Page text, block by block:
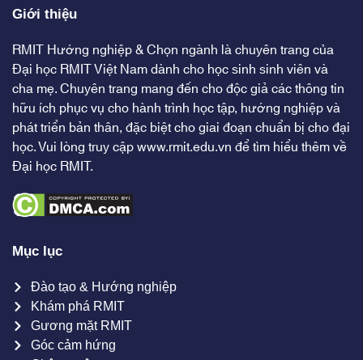
Giới thiệu
RMIT Hướng nghiệp & Chọn ngành là chuyên trang của
Đại học RMIT Việt Nam dành cho học sinh sinh viên và
cha mẹ. Chuyên trang mang đến cho độc giả các thông tin
hữu ích phục vụ cho hành trình học tập, hướng nghiệp và
phát triển bản thân, đặc biệt cho giai đoạn chuẩn bị cho đại
học. Vui lòng truy cậpwww.rmit.edu.vnđể tìm hiểu thêm về
Đại học RMIT.
Mục lục
Đào tạo & Hướng nghiệp
Khám phá RMIT
Gương mặt RMIT
Góc cảm hứng